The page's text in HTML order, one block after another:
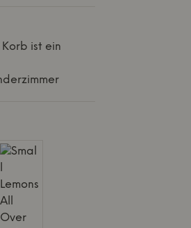
ist ein